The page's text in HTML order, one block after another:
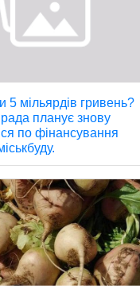
5 мільярдів гривень?
рада планує знову
по фінансування